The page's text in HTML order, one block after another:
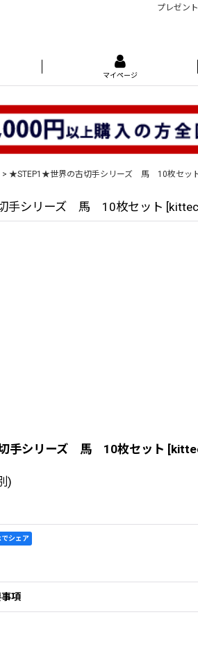
プレゼン
マイページ
> ★STEP1★世界の古切手シリーズ 馬 10枚セッ
手シリーズ 馬 10枚セット [
手シリーズ 馬 10枚セット [
)
シェア
項